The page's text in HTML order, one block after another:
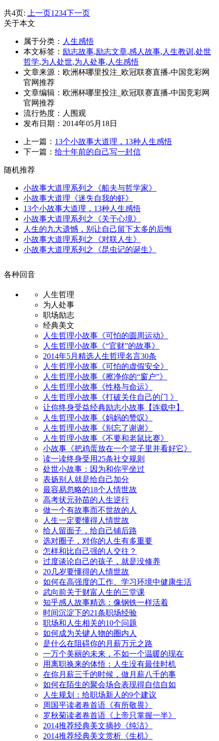
共4页: 上一页1 234下一页
关于本文
属于分类： 人生感悟
本文标签： 励志故事,励志文章,感人故事, 人生教训 ,处世
哲学,为人处世,为人处事, 人生感悟
文章来源：欧洲杯哪里投注_欧冠联赛直播-中国竞彩网
官网推荐
文章编辑：欧洲杯哪里投注_欧冠联赛直播-中国竞彩网
官网推荐
流行热度： 人围观
发布日期：2014年05月18日
上一篇： 13个小故事大道理，13种人生感悟
下一篇： 给十年前的自己写一封信
随机推荐
小故事大道理系列之《船夫与哲学家》
小故事大道理《迷失自我的虾》
13个小故事大道理，13种人生感悟
小故事大道理系列之《关于心境》
人生的九大遗憾，别让自己留下太多的后悔
小故事大道理系列之《对联人生》
小故事大道理系列之《昆虫记的诞生》
各种回音
人生哲理
为人处事
职场励志
经典美文
人生哲理小故事《可怕的圆周运动》
人生哲理小故事《“官财”的故事》
2014年5月精选人生哲理名言30条
人生哲理小故事《可怕的虚假安全》
人生哲理小故事《擦净你的“窗户”》
人生哲理小故事《性格与命运》
人生哲理小故事《打破关住自己的门 》
让你终身受益经典励志小故事【连载中】
人生哲理小故事《妈妈的赞叹》
人生哲理小故事《别忘了谢谢》
人生哲理小故事《不要和老鼠比赛》
小故事《把鸡蛋放在一个篮子里并看好它》
读一读终身受用25条社交规则
处世小故事：因为和你平坐过
表扬别人就是给自己加分
最容易忽略的18个人情世故
高考状元孙苗的人生逆行
做一个有故事而不世故的人
人生一定要懂得人情世故
给人留面子，给自己铺后路
选对圈子，对你的人生有多重要
怎样和比自己强的人交往？
过度谈论自己的孩子，就是没修养
20几岁要懂得的人情世故
如何在高强度的工作、学习环境中健康生活
武向前关于财富人生的三堂课
知乎感人故事精选：像钢铁一样活着
时间沉淀下的21条职场经验
职场和人生相关的10个问题
如何成为关键人物的圈内人
是什么在阻碍你的月薪万元之路
一万个美丽的未来，不如一个温暖的现在
用离职换来的体悟：人生没有最佳时机
在你月薪三千的时候，做月薪八千的事
如何在陌生的聚会场合表现得自信自如
人生规划：给职场新人的9个建议
周国平读者卷首语《有所敬畏》
罗秋菊读者卷首语《上帝只掌握一半》
2014推荐经典美文摘抄《纯洁》
2014推荐经典美文赏析《生机》